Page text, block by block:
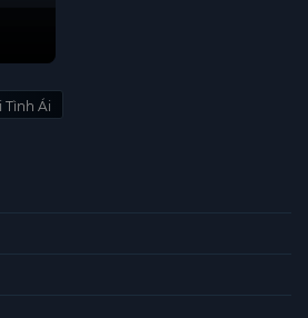
Tình Ái